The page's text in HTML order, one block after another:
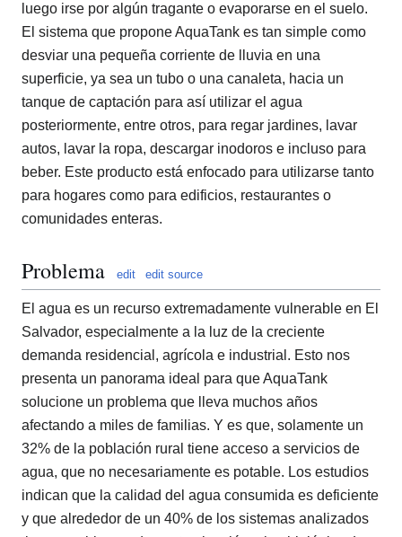
luego irse por algún tragante o evaporarse en el suelo.
El sistema que propone AquaTank es tan simple como
desviar una pequeña corriente de lluvia en una
superficie, ya sea un tubo o una canaleta, hacia un
tanque de captación para así utilizar el agua
posteriormente, entre otros, para regar jardines, lavar
autos, lavar la ropa, descargar inodoros e incluso para
beber. Este producto está enfocado para utilizarse tanto
para hogares como para edificios, restaurantes o
comunidades enteras.
Problema edit edit source
El agua es un recurso extremadamente vulnerable en El
Salvador, especialmente a la luz de la creciente
demanda residencial, agrícola e industrial. Esto nos
presenta un panorama ideal para que AquaTank
solucione un problema que lleva muchos años
afectando a miles de familias. Y es que, solamente un
32% de la población rural tiene acceso a servicios de
agua, que no necesariamente es potable. Los estudios
indican que la calidad del agua consumida es deficiente
y que alrededor de un 40% de los sistemas analizados